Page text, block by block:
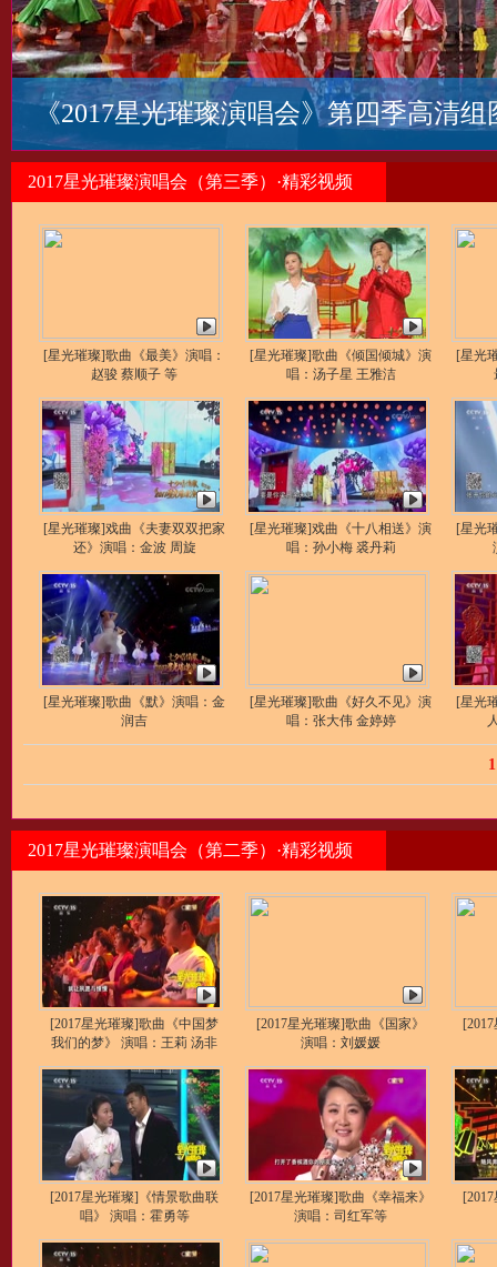
《2017星光璀璨演唱会》第四季高清组
2017星光璀璨演唱会（第三季）·精彩视频
[星光璀璨]歌曲《最美》演唱：
赵骏 蔡顺子 等
[星光璀璨]歌曲《倾国倾城》演
唱：汤子星 王雅洁
[星光
[星光璀璨]戏曲《夫妻双双把家
还》演唱：金波 周旋
[星光璀璨]戏曲《十八相送》演
唱：孙小梅 裘丹莉
[星光
[星光璀璨]歌曲《默》演唱：金
润吉
[星光璀璨]歌曲《好久不见》演
唱：张大伟 金婷婷
[星光
1
2017星光璀璨演唱会（第二季）·精彩视频
[2017星光璀璨]歌曲《中国梦
我们的梦》 演唱：王莉 汤非
[2017星光璀璨]歌曲《国家》
演唱：刘媛媛
[2017星光璀璨]《情景歌曲联
唱》 演唱：霍勇等
[2017星光璀璨]歌曲《幸福来》
演唱：司红军等